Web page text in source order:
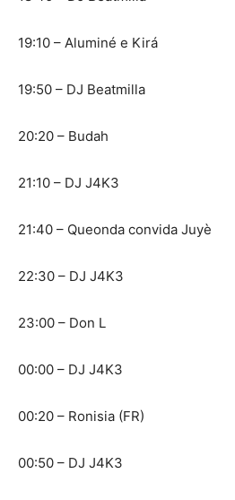
19:10 – Aluminé e Kirá
19:50 – DJ Beatmilla
20:20 – Budah
21:10 – DJ J4K3
21:40 – Queonda convida Juyè
22:30 – DJ J4K3
23:00 – Don L
00:00 – DJ J4K3
00:20 – Ronisia (FR)
00:50 – DJ J4K3